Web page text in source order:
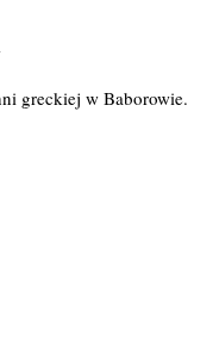
greckiej w Baborowie.